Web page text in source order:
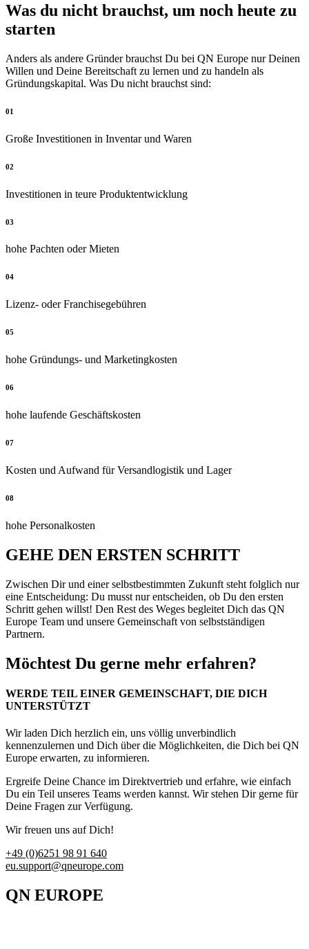
Was du nicht brauchst, um noch heute zu
starten
Anders als andere Gründer brauchst Du bei QN Europe nur Deinen
Willen und Deine Bereitschaft zu lernen und zu handeln als
Gründungskapital. Was Du nicht brauchst sind:
01
Große Investitionen in Inventar und Waren
02
Investitionen in teure Produktentwicklung
03
hohe Pachten oder Mieten
04
Lizenz- oder Franchisegebühren
05
hohe Gründungs- und Marketingkosten
06
hohe laufende Geschäftskosten
07
Kosten und Aufwand für Versandlogistik und Lager
08
hohe Personalkosten
GEHE DEN ERSTEN SCHRITT
Zwischen Dir und einer selbstbestimmten Zukunft steht folglich nur
eine Entscheidung: Du musst nur entscheiden, ob Du den ersten
Schritt gehen willst! Den Rest des Weges begleitet Dich das QN
Europe Team und unsere Gemeinschaft von selbstständigen
Partnern.
Möchtest Du gerne mehr erfahren?
WERDE TEIL EINER GEMEINSCHAFT, DIE DICH
UNTERSTÜTZT
Wir laden Dich herzlich ein, uns völlig unverbindlich
kennenzulernen und Dich über die Möglichkeiten, die Dich bei QN
Europe erwarten, zu informieren.
Ergreife Deine Chance im Direktvertrieb und erfahre, wie einfach
Du ein Teil unseres Teams werden kannst. Wir stehen Dir gerne für
Deine Fragen zur Verfügung.
Wir freuen uns auf Dich!
+49 (0)6251 98 91 640
eu.support@qneurope.com
QN EUROPE